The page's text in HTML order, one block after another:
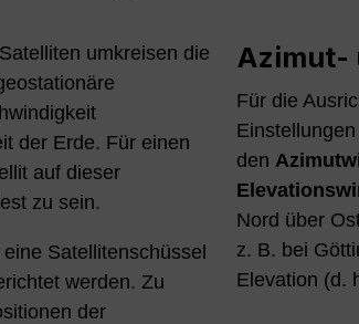
umkreisen die
der Erde. Für einen
auf dieser
zu sein.
Satellitenschüssel
werden. Zu
der
Azimut-
Für die
den
Nord über
z. B. bei
Elevation (d.